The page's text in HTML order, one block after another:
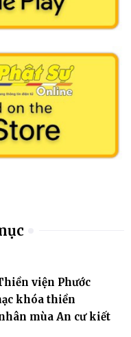
viện Phước
khóa thiền
mùa An cư kiết